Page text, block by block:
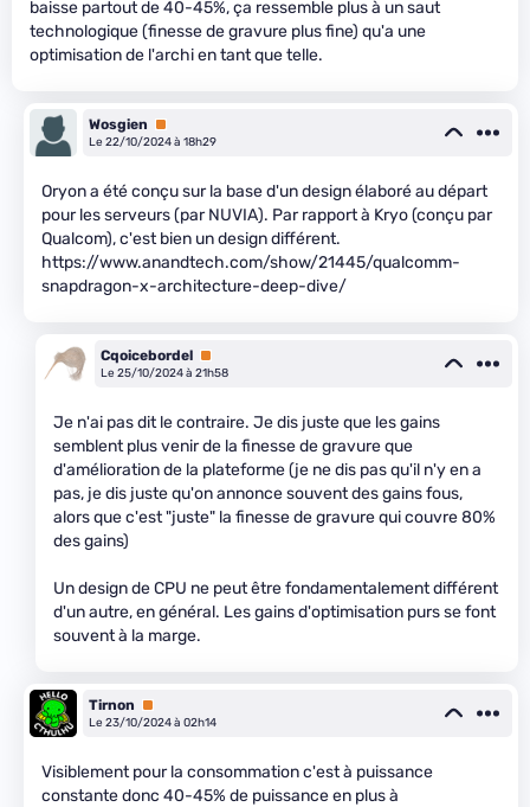
baisse partout de 40-45%, ça ressemble plus à un saut
technologique (finesse de gravure plus fine) qu'a une
optimisation de l'archi en tant que telle.
Wosgien
Premium
Le 22/10/2024 à 18h29
Oryon a été conçu sur la base d'un design élaboré au départ
pour les serveurs (par NUVIA). Par rapport à Kryo (conçu par
Qualcom), c'est bien un design différent.
https://www.anandtech.com/show/21445/qualcomm-
snapdragon-x-architecture-deep-dive/
Cqoicebordel Premium
Le 25/10/2024 à 21h58
Je n'ai pas dit le contraire. Je dis juste que les gains
semblent plus venir de la finesse de gravure que
d'amélioration de la plateforme (je ne dis pas qu'il n'y en a
pas, je dis juste qu'on annonce souvent des gains fous,
alors que c'est "juste" la finesse de gravure qui couvre 80%
des gains)
Un design de CPU ne peut être fondamentalement différent
d'un autre, en général. Les gains d'optimisation purs se font
souvent à la marge.
Tirnon
Premium
Le 23/10/2024 à 02h14
Visiblement pour la consommation c'est à puissance
constante donc 40-45% de puissance en plus à